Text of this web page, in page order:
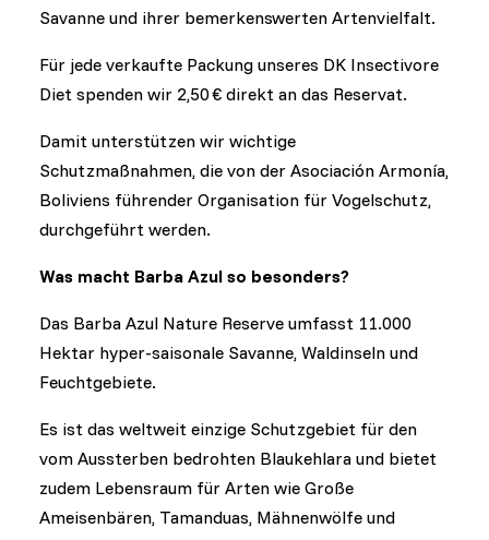
Savanne und ihrer bemerkenswerten Artenvielfalt.
Für jede verkaufte Packung unseres DK Insectivore
Diet spenden wir 2,50 € direkt an das Reservat.
Damit unterstützen wir wichtige
Schutzmaßnahmen, die von der Asociación Armonía,
Boliviens führender Organisation für Vogelschutz,
durchgeführt werden.
Was macht Barba Azul so besonders?
Das Barba Azul Nature Reserve umfasst 11.000
Hektar hyper-saisonale Savanne, Waldinseln und
Feuchtgebiete.
Es ist das weltweit einzige Schutzgebiet für den
vom Aussterben bedrohten Blaukehlara und bietet
zudem Lebensraum für Arten wie Große
Ameisenbären, Tamanduas, Mähnenwölfe und